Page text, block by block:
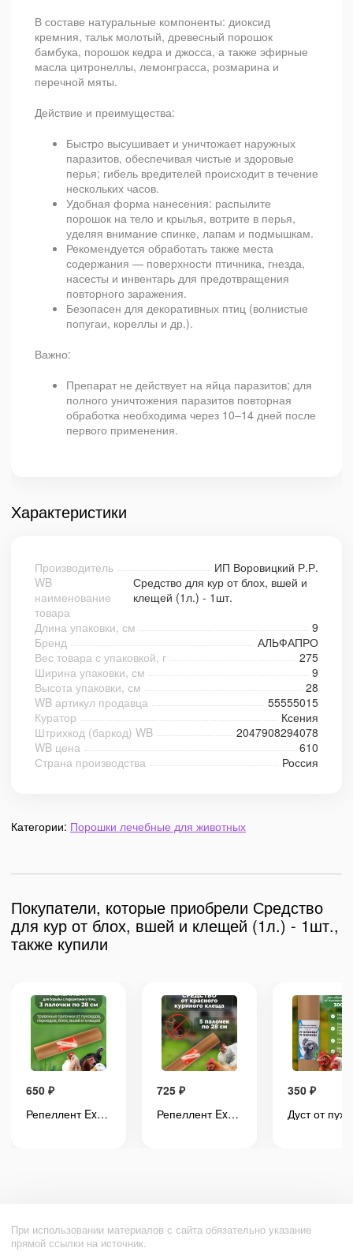
В составе натуральные компоненты: диоксид
кремния, тальк молотый, древесный порошок
бамбука, порошок кедра и джосса, а также эфирные
масла цитронеллы, лемонграсса, розмарина и
перечной мяты.
Действие и преимущества:
Быстро высушивает и уничтожает наружных
паразитов, обеспечивая чистые и здоровые
перья; гибель вредителей происходит в течение
нескольких часов.
Удобная форма нанесения: распылите
порошок на тело и крылья, вотрите в перья,
уделяя внимание спинке, лапам и подмышкам.
Рекомендуется обработать также места
содержания — поверхности птичника, гнезда,
насесты и инвентарь для предотвращения
повторного заражения.
Безопасен для декоративных птиц (волнистые
попугаи, кореллы и др.).
Важно:
Препарат не действует на яйца паразитов; для
полного уничтожения паразитов повторная
обработка необходима через 10–14 дней после
первого применения.
Характеристики
Производитель
ИП Воровицкий Р.Р.
WB
наименование
товара
Средство для кур от блох, вшей и
клещей (1л.) - 1шт.
Длина упаковки, см
9
Бренд
АЛЬФАПРО
Вес товара с упаковкой, г
275
Ширина упаковки, см
9
Высота упаковки, см
28
WB артикул продавца
55555015
Куратор
Ксения
Штрихкод (баркод) WB
2047908294078
WB цена
610
Страна производства
Россия
Категории: Порошки лечебные для животных
Покупатели, которые приобрели Средство
для кур от блох, вшей и клещей (1л.) - 1шт.,
также купили
650 ₽
Репеллент Exmork, уничтожитель пухоеда, пероеда, клещей, вшей у куриц и птиц 3 палочки по 28 см
725 ₽
Репеллент Exmork, средство для уничтожения красного куриного клеща 5 палочек по 28 см
350 ₽
При использовании материалов с сайта обязательно указание
прямой ссылки на источник.